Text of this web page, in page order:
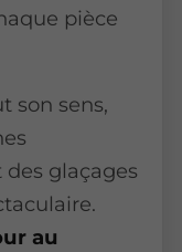
pièce
son sens,
glaçages
au